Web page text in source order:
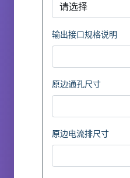
输出接口规格说明
原边通孔尺寸
原边电流排尺寸